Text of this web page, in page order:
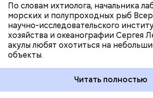
По словам ихтиолога, начальника
морских и полупроходных рыб
научно-исследовательского
хозяйства и океанографии Сергея
акулы любят охотиться на
объекты.
Читать полностью
гидом.
— Ко всем этим рейтингам и часам
относиться скептически, ведь все
экспертов, заключения,
ангажированы. Такие заявления
— пояснил эксперт.